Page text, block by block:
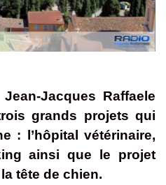
Jacques Raffaele
grands projets qui
: l’hôpital vétérinaire,
ainsi que le projet
tête de chien.